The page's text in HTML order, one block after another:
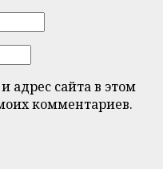
адрес сайта в этом
комментариев.